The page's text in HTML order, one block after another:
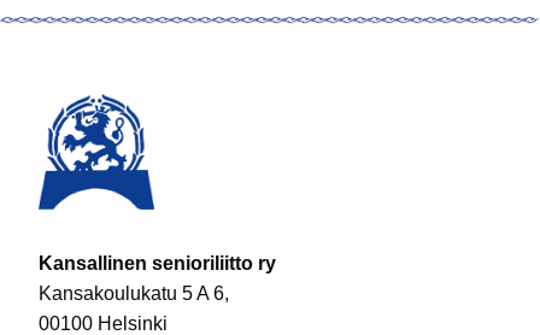
Kansallinen senioriliitto ry
Kansakoulukatu 5 A 6,
00100 Helsinki